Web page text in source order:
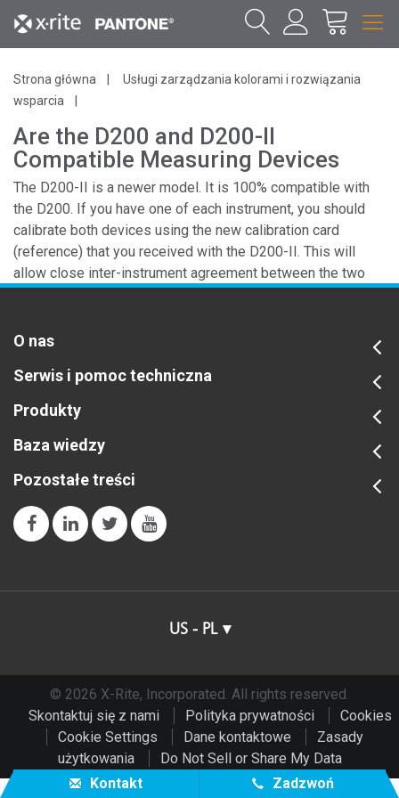
Strona główna
Usługi zarządzania kolorami i rozwiązania
wsparcia
Are the D200 and D200-II
Compatible Measuring Devices
The D200-II is a newer model. It is 100% compatible with
the D200. If you have one of each instrument, you should
calibrate both devices using the new calibration card
(reference) that you received with the D200-II. This will
allow close inter-instrument agreement between the two
O nas
Serwis i pomoc techniczna
Produkty
Baza wiedzy
Pozostałe treści
US - PL
© 2026 X-Rite, Incorporated. All rights reserved.
Skontaktuj się z nami
Polityka prywatności
Cookies
Cookie Settings
Dane kontaktowe
Zasady
użytkowania
Do Not Sell or Share My Data
Kontakt
Zadzwoń